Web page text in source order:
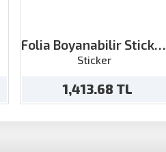
Folia Boyanabilir Sticker
Eğlence
Sticker
1,413.68 TL